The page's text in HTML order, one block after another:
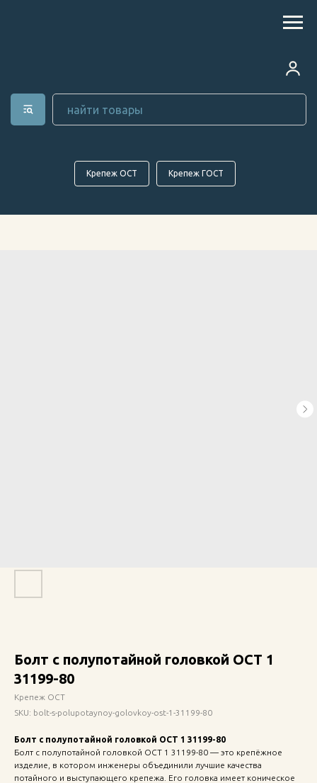
Крепеж ОСТ Крепеж ГОСТ
Болт с полупотайной головкой ОСТ 1
31199-80
Крепеж ОСТ
SKU: bolt-s-polupotaynoy-golovkoy-ost-1-31199-80
Болт с полупотайной головкой ОСТ 1 31199-80
Болт с полупотайной головкой ОСТ 1 31199-80 — это крепёжное
изделие, в котором инженеры объединили лучшие качества
потайного и выступающего крепежа. Его головка имеет коническое